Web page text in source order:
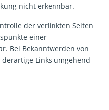
nicht erkennbar.
der verlinkten Seiten
einer
Bei Bekanntwerden von
Links umgehend